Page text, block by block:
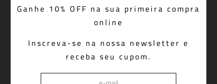
Ganhe 10% OFF na sua primeira compra
online
Inscreva-se na nossa newsletter e
receba seu cupom.
PAGUE VIA PIX COM 5% OFF
Aprovação do pedido instantânea